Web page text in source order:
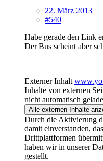
22. März 2013
#540
Habe gerade den Link
Der Bus scheint aber
Externer Inhalt
Inhalte von externen
nicht automatisch
Alle externen Inhalte
Durch die Aktivierung
damit einverstanden,
Drittplattformen
haben wir in unserer
gestellt.